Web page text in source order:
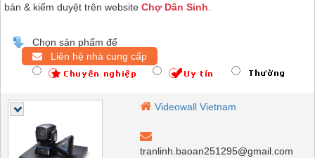
bán & kiểm duyệt trên website Chợ Dân Sinh.
Chọn sản phẩm để
Liên hệ nhà cung cấp
Videowall Vietnam
tranlinh.baoan251295@gmail.com